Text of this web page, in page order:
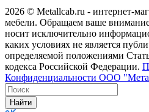
2026 © Metallcab.ru - интернет-
мебели. Обращаем ваше
носит исключительно
каких условиях не является
определяемой положениями
кодекса Российской Федерации.
Конфиденциальности ООО
Найти